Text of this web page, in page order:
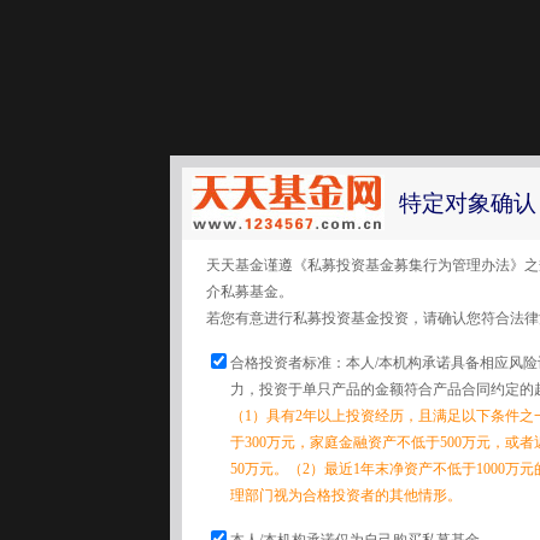
特定对象确认
天天基金谨遵《私募投资基金募集行为管理办法》
介私募基金。
若您有意进行私募投资基金投资，请确认您符合法
合格投资者标准：本人/本机构承诺具备相应风
力，投资于单只产品的金额符合产品合同约定的
（1）具有2年以上投资经历，且满足以下条件
于300万元，家庭金融资产不低于500万元，或
50万元。（2）最近1年末净资产不低于1000万
理部门视为合格投资者的其他情形。